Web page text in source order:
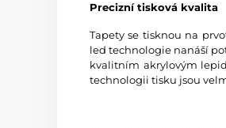
Precizní tisková kvalita
Tapety se tisknou na
led technologie nanáší
kvalitním akrylovým
technologii tisku jsou